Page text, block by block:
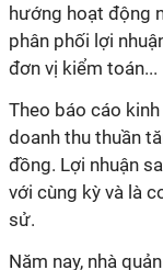
hướng hoạt động
phân phối lợi
đơn vị kiểm toán...
Theo báo cáo
doanh thu thuần
đồng. Lợi nhuận
với cùng kỳ và là
sử.
Năm nay, nhà